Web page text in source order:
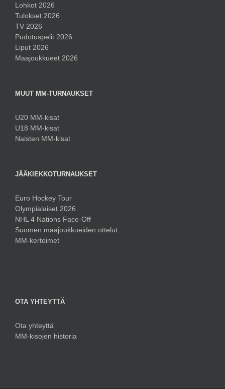
Lohkot 2026
Tulokset 2026
TV 2026
Pudotuspelit 2026
Liput 2026
Maajoukkueet 2026
MUUT MM-TURNAUKSET
U20 MM-kisat
U18 MM-kisat
Naisten MM-kisat
JÄÄKIEKKOTURNAUKSET
Euro Hockey Tour
Olympialaiset 2026
NHL 4 Nations Face-Off
Suomen maajoukkueiden ottelut
MM-kertoimet
OTA YHTEYTTÄ
Ota yhteyttä
MM-kisojen historia